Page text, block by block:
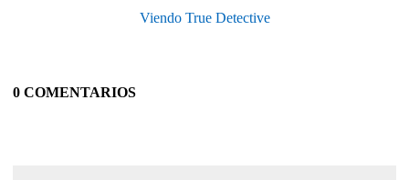
Viendo True Detective
0 COMENTARIOS